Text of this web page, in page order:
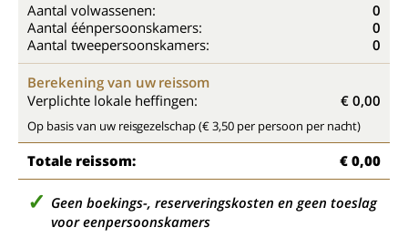
Aantal volwassenen:
0
Aantal éénpersoonskamers:
0
Aantal tweepersoonskamers:
0
Berekening van uw reissom
Verplichte lokale heffingen:
€ 0,00
Op basis van uw reisgezelschap (€ 3,50 per persoon per nacht)
Totale reissom: € 0,00
Geen boekings-, reserveringskosten en geen toeslag
voor eenpersoonskamers